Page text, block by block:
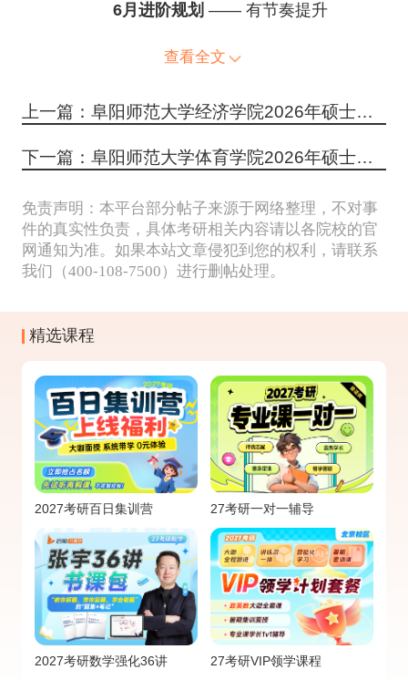
6月进阶规划 —— 有节奏提升
查看全文
上一篇：阜阳师范大学经济学院2026年硕士研究生招生调剂信息
下一篇：阜阳师范大学体育学院2026年硕士研究生招生调剂信息
免责声明：本平台部分帖子来源于网络整理，不对事
件的真实性负责，具体考研相关内容请以各院校的官
网通知为准。如果本站文章侵犯到您的权利，请联系
我们（400-108-7500）进行删帖处理。
精选课程
2027考研百日集训营 27考研一对一辅导
2027考研数学强化36讲 27考研VIP领学课程